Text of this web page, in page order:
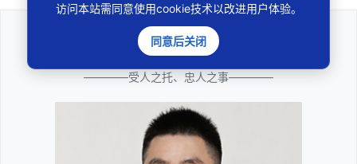
法律咨询
————受人之托、忠人之事————
访问本站需同意使用cookie技术以改进用户体验。
同意后关闭